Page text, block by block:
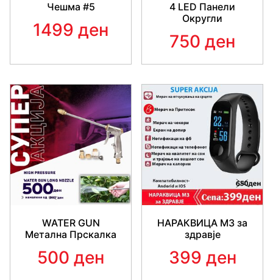
Чешма #5
1499 ден
4 LED Панели
Округли
750 ден
WATER GUN
Метална Прскалка
500 ден
НАРАКВИЦА M3 за
здравје
399 ден